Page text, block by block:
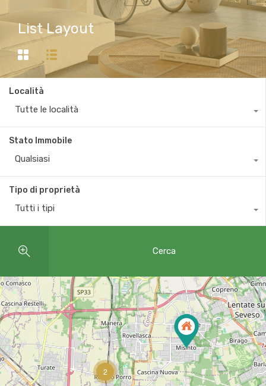
List Layout
Località
Tutte le località
Stato Immobile
Qualsiasi
Tipo di proprietà
Tutti i tipi
Cerca
2